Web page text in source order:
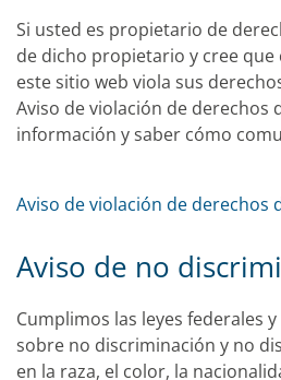
Si usted es propietario de
de dicho propietario y cree
este sitio web viola sus
Aviso de violación de
información y saber cómo
Aviso de violación de derechos
Aviso de no
Cumplimos las leyes federales
sobre no discriminación y no
en la raza, el color, la